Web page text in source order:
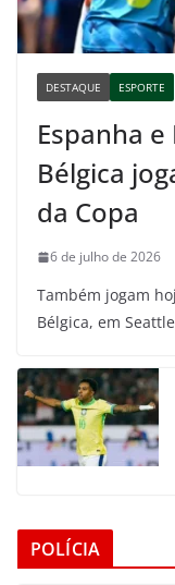
DESTAQUE ESPORTE
Espanha e
Bélgica
da Copa
6 de julho de 2026
Também jogam
Bélgica, em
POLÍCIA